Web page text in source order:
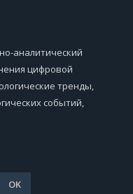
аналитический
цифровой
тренды,
событий,